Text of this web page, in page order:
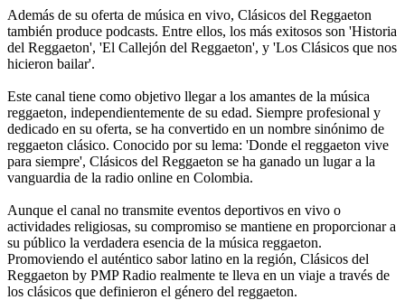
Además de su oferta de música en vivo, Clásicos del Reggaeton
también produce podcasts. Entre ellos, los más exitosos son 'Historia
del Reggaeton', 'El Callejón del Reggaeton', y 'Los Clásicos que nos
hicieron bailar'.
Este canal tiene como objetivo llegar a los amantes de la música
reggaeton, independientemente de su edad. Siempre profesional y
dedicado en su oferta, se ha convertido en un nombre sinónimo de
reggaeton clásico. Conocido por su lema: 'Donde el reggaeton vive
para siempre', Clásicos del Reggaeton se ha ganado un lugar a la
vanguardia de la radio online en Colombia.
Aunque el canal no transmite eventos deportivos en vivo o
actividades religiosas, su compromiso se mantiene en proporcionar a
su público la verdadera esencia de la música reggaeton.
Promoviendo el auténtico sabor latino en la región, Clásicos del
Reggaeton by PMP Radio realmente te lleva en un viaje a través de
los clásicos que definieron el género del reggaeton.